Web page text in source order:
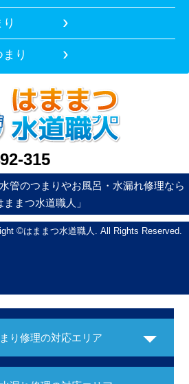
り
315
管のつまりやお風呂・水漏れ修理なら
ままつ水道職人」
©はままつ水道職人. All Rights Reserved.
り修理の対応エリア